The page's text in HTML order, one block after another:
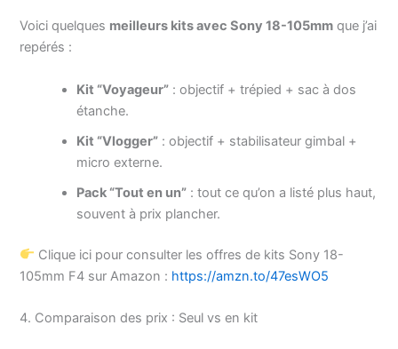
Voici quelques meilleurs kits avec Sony 18-105mm que j’ai
repérés :
Kit “Voyageur” : objectif + trépied + sac à dos
étanche.
Kit “Vlogger” : objectif + stabilisateur gimbal +
micro externe.
Pack “Tout en un” : tout ce qu’on a listé plus haut,
souvent à prix plancher.
Clique ici pour consulter les offres de kits Sony 18-
105mm F4 sur Amazon : https://amzn.to/47esWO5
4. Comparaison des prix : Seul vs en kit